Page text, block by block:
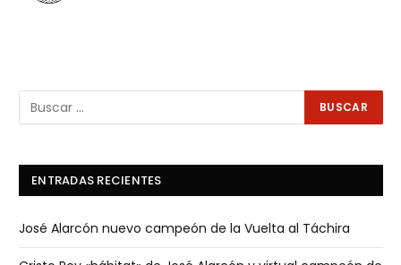
ENTRADAS RECIENTES
José Alarcón nuevo campeón de la Vuelta al Táchira